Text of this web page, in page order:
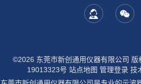
©2026 东莞市新创通用仪器有限公司 版
19013323号 站点地图 管理登录 技